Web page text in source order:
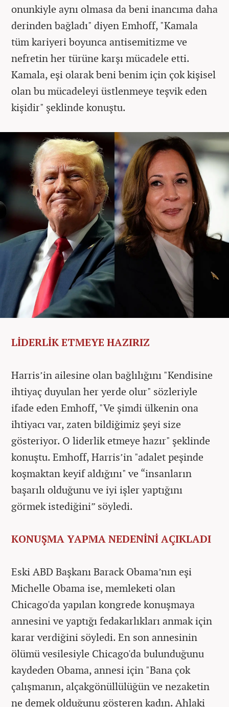
onunkiyle aynı olmasa da beni inancıma daha
derinden bağladı" diyen Emhoff, "Kamala
tüm kariyeri boyunca antisemitizme ve
nefretin her türüne karşı mücadele etti.
Kamala, eşi olarak beni benim için çok kişisel
olan bu mücadeleyi üstlenmeye teşvik eden
kişidir" şeklinde konuştu.
LİDERLİK ETMEYE HAZIRIZ
Harris’in ailesine olan bağlılığını "Kendisine
ihtiyaç duyulan her yerde olur" sözleriyle
ifade eden Emhoff, "Ve şimdi ülkenin ona
ihtiyacı var, zaten bildiğimiz şeyi size
gösteriyor. O liderlik etmeye hazır" şeklinde
konuştu. Emhoff, Harris’in "adalet peşinde
koşmaktan keyif aldığını" ve “insanların
başarılı olduğunu ve iyi işler yaptığını
görmek istediğini” söyledi.
KONUŞMA YAPMA NEDENİNİ AÇIKLADI
Eski ABD Başkanı Barack Obama’nın eşi
Michelle Obama ise, memleketi olan
Chicago'da yapılan kongrede konuşmaya
annesini ve yaptığı fedakarlıkları anmak için
karar verdiğini söyledi. En son annesinin
ölümü vesilesiyle Chicago'da bulunduğunu
kaydeden Obama, annesi için "Bana çok
çalışmanın, alçakgönüllülüğün ve nezaketin
ne demek olduğunu gösteren kadın. Ahlaki